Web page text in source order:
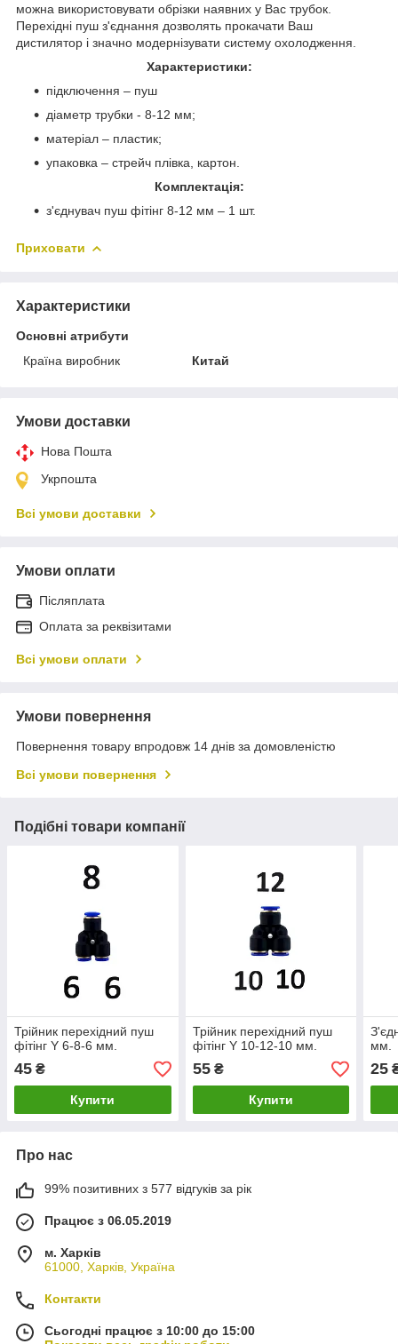
можна використовувати обрізки наявних у Вас трубок.
Перехідні пуш з'єднання дозволять прокачати Ваш
дистилятор і значно модернізувати систему охолодження.
Характеристики:
підключення – пуш
діаметр трубки - 8-12 мм;
матеріал – пластик;
упаковка – стрейч плівка, картон.
Комплектація:
з'єднувач пуш фітінг 8-12 мм – 1 шт.
Приховати
Характеристики
Основні атрибути
Країна виробник
Китай
Умови доставки
Нова Пошта
Укрпошта
Всі умови доставки
Умови оплати
Післяплата
Оплата за реквізитами
Всі умови оплати
Умови повернення
Повернення товару впродовж 14 днів за домовленістю
Всі умови повернення
Подібні товари компанії
Трійник перехідний пуш
фітінг Y 6-8-6 мм.
45 ₴
Купити
Трійник перехідний пуш
фітінг Y 10-12-10 мм.
55₴
Купити
мм.
25
Про нас
99% позитивних з 577 відгуків за рік
Працює з 06.05.2019
м. Харків
61000, Харків, Україна
Контакти
Сьогодні працює з 10:00 до 15:00